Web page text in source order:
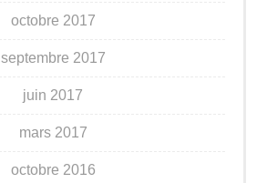
octobre 2017
septembre 2017
juin 2017
mars 2017
octobre 2016